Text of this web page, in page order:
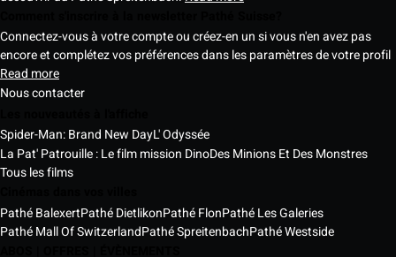
Connectez-vous à votre compte ou créez-en un si vous n'en avez pas
encore et complétez vos préférences dans les paramètres de votre profil
Read more
Nous contacter
Spider-Man: Brand New DayL' Odyssée
La Pat' Patrouille : Le film mission DinoDes Minions Et Des Monstres
Tous les films
Pathé BalexertPathé DietlikonPathé FlonPathé Les Galeries
Pathé Mall Of SwitzerlandPathé SpreitenbachPathé Westside